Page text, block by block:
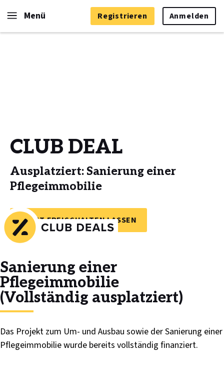
Menü Registrieren Anmelden
CLUB DEAL
Ausplatziert: Sanierung einer
Pflegeimmobilie
JETZT FREISCHALTEN LASSEN
Sanierung einer
Pflegeimmobilie
(Vollständig ausplatziert)
Das Projekt zum Um- und Ausbau sowie der Sanierung einer
Pflegeimmobilie wurde bereits vollständig finanziert.